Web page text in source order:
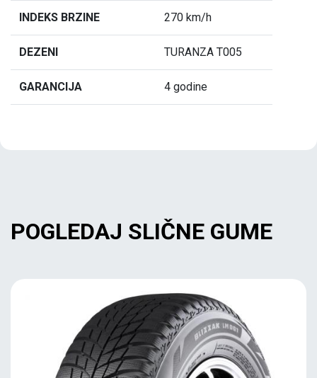
INDEKS BRZINE 270 km/h
DEZENI TURANZA T005
GARANCIJA 4 godine
POGLEDAJ SLIČNE GUME